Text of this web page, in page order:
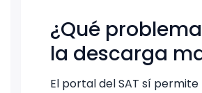
¿Qué
la descarga
El portal del SAT sí